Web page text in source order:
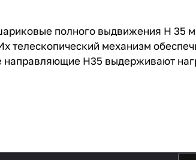
полного выдвижения H 35
телескопический механизм
направляющие H35 выдерживают